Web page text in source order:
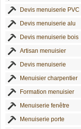
Devis menuiserie PVC
Devis menuiserie alu
Devis menuiserie bois
Artisan menuisier
Devis menuiserie
Menuisier charpentier
Formation menuisier
Menuiserie fenêtre
Menuiserie porte